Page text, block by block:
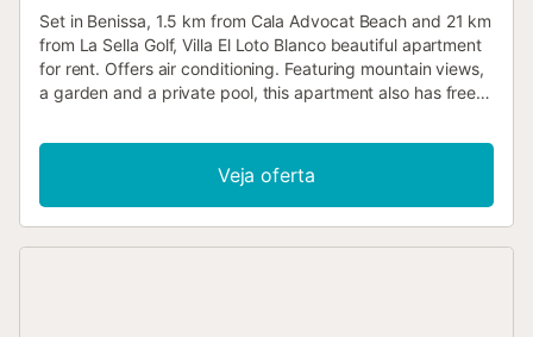
Set in Benissa, 1.5 km from Cala Advocat Beach and 21 km
from La Sella Golf, Villa El Loto Blanco beautiful apartment
for rent. Offers air conditioning. Featuring mountain views,
a garden and a private pool, this apartment also has free
Veja oferta